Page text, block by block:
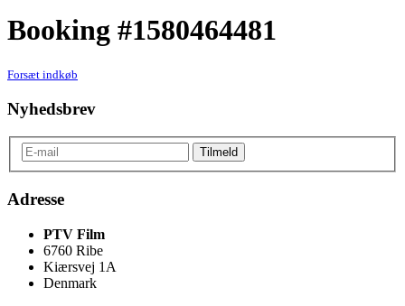
Booking #1580464481
Forsæt indkøb
Nyhedsbrev
Adresse
PTV Film
6760 Ribe
Kiærsvej 1A
Denmark